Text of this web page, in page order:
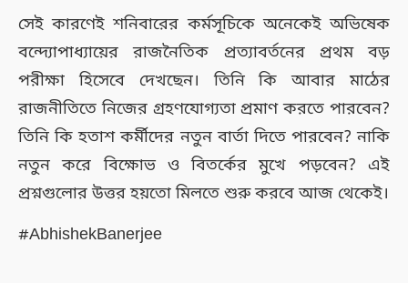
সেই কারণেই শনিবারের কর্মসূচিকে অনেকেই অভিষেক
বন্দ্যোপাধ্যায়ের রাজনৈতিক প্রত্যাবর্তনের প্রথম বড়
পরীক্ষা হিসেবে দেখছেন। তিনি কি আবার মাঠের
রাজনীতিতে নিজের গ্রহণযোগ্যতা প্রমাণ করতে পারবেন?
তিনি কি হতাশ কর্মীদের নতুন বার্তা দিতে পারবেন? নাকি
নতুন করে বিক্ষোভ ও বিতর্কের মুখে পড়বেন? এই
প্রশ্নগুলোর উত্তর হয়তো মিলতে শুরু করবে আজ থেকেই।
#AbhishekBanerjee